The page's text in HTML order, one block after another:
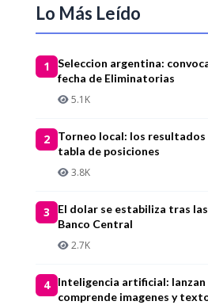
Lo Más Leído
1
Seleccion argentina:
fecha de Eliminatorias
5.1K
2
Torneo local: los resultados
tabla de posiciones
3.8K
3
El dolar se estabiliza tras
Banco Central
2.7K
4
Inteligencia artificial: lanzan
comprende imagenes y